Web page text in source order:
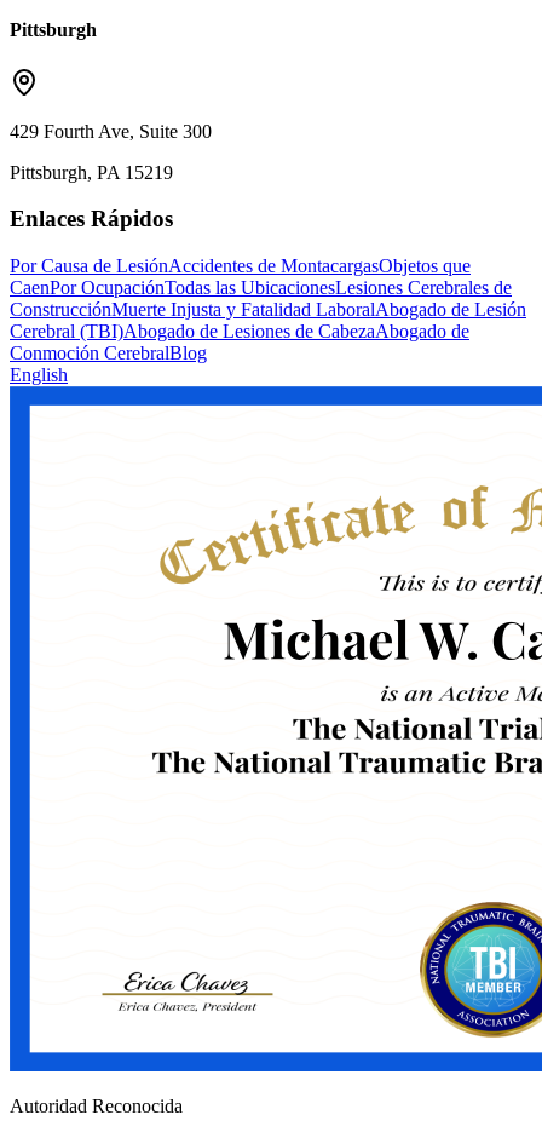
Pittsburgh
429 Fourth Ave, Suite 300
Pittsburgh, PA 15219
Enlaces Rápidos
Por Causa de LesiónAccidentes de MontacargasObjetos que
CaenPor OcupaciónTodas las UbicacionesLesiones Cerebrales de
ConstrucciónMuerte Injusta y Fatalidad LaboralAbogado de Lesión
Cerebral (TBI)Abogado de Lesiones de CabezaAbogado de
Conmoción CerebralBlog
English
Autoridad Reconocida